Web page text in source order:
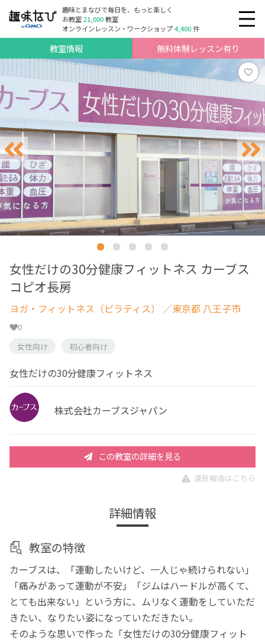
趣味とまなびで毎日を、もっと楽しく
お教室21,000教室
オンラインレッスン・ワークショップ4,400件
教室情報 無料体験レッスン有り
女性だけの30分健康フィットネス カーブス
コピオ長房
ヨガ・フィットネス（ピラティス） ／東京都 八王子市
0
女性向け
初心者向け
女性だけの30分健康フィットネス
株式会社カーブスジャパン
この教室の詳細を見る
違反報告はこちら
詳細情報
教室の特徴
カーブスは、「運動したいけど、一人じゃ続けられない」
「痛みがあって運動が不安」「ジムはハードルが高くて、
とても出来ない」という方に、ムリなく運動をしていただ
きたい、なりたい姿になっていただきたい。
そのような思いで作った「女性だけの30分健康フィット